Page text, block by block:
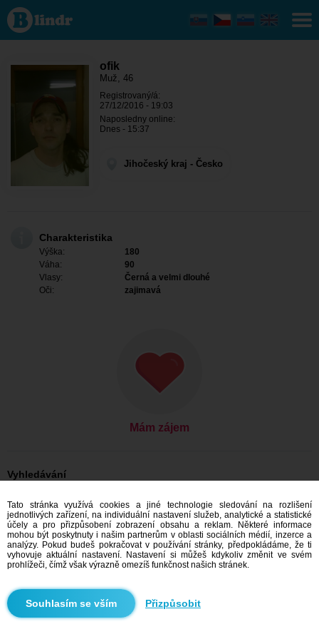
ofik - On
hledá
někoho
Jihočeský
Blatná
ofik
Muž, 46
Registrovaný/á:
27/12/2016 - 19:03
Naposledny online:
Dnes - 15:37
Jihočeský kraj - Česko
Charakteristika
Výška:
180
Váha:
90
Vlasy:
Černá a velmi dlouhé
Oči:
zajimavá
Mám zájem
Vyhledávání
On hledá ji: Muži, 46
On hledá ji: Muži, 46 - Česko
On hledá ji: Muži, 46 - Jihočeský kraj
On hledá ji: Muži, 46 - Blatná
Seznamka Česko
Seznamka Jihočeský kraj
Seznamka Blatná
Doporučujeme
Tato stránka využívá cookies a jiné technologie sledování na rozlišení
jednotlivých zařízení, na individuální nastavení služeb, analytické a statistické
účely a pro přizpůsobení zobrazení obsahu a reklam. Některé informace
mohou být poskytnuty i našim partnerům v oblasti sociálních médií, inzerce a
analýzy. Pokud budeš pokračovat v používání stránky, předpokládáme, že ti
vyhovuje aktuální nastavení. Nastavení si můžeš kdykoliv změnit ve svém
prohlížeči, čímž však výrazně omezíš funkčnost našich stránek.
Přizpůsobit